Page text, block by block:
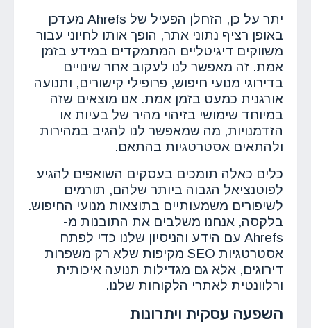
יתר על כן, הזחלן הפעיל של Ahrefs מעדכן
באופן רציף נתוני אתר, הופך אותו לחיוני עבור
משווקים דיגיטליים המתמקדים במידע בזמן
אמת. זה מאפשר לנו לעקוב אחר שינויים
בדירוגי מנועי חיפוש, פרופילי קישורים, ותנועה
אורגנית כמעט בזמן אמת. אנו מוצאים שזה
במיוחד שימושי בזיהוי מהיר של בעיות או
הזדמנויות, מה שמאפשר לנו להגיב במהירות
ולהתאים אסטרטגיות בהתאם.
כלים כאלה תומכים בעסקים השואפים להגיע
לפוטנציאל הגבוה ביותר שלהם, תורמים
לשיפורים משמעותיים בתוצאות מנועי החיפוש.
בלקסה, אנחנו משלבים את התובנות מ-
Ahrefs עם הידע והניסיון שלנו כדי לפתח
אסטרטגיות SEO מקיפות שלא רק משפרות
דירוגים, אלא גם מגדילות תנועה איכותית
ורלוונטית לאתרי הלקוחות שלנו.
השפעה עסקית ויתרונות